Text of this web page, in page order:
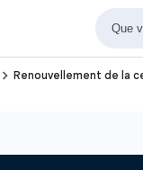
navigate_next Renouvellement de la